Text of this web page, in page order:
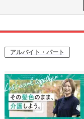
アルバイト・パート